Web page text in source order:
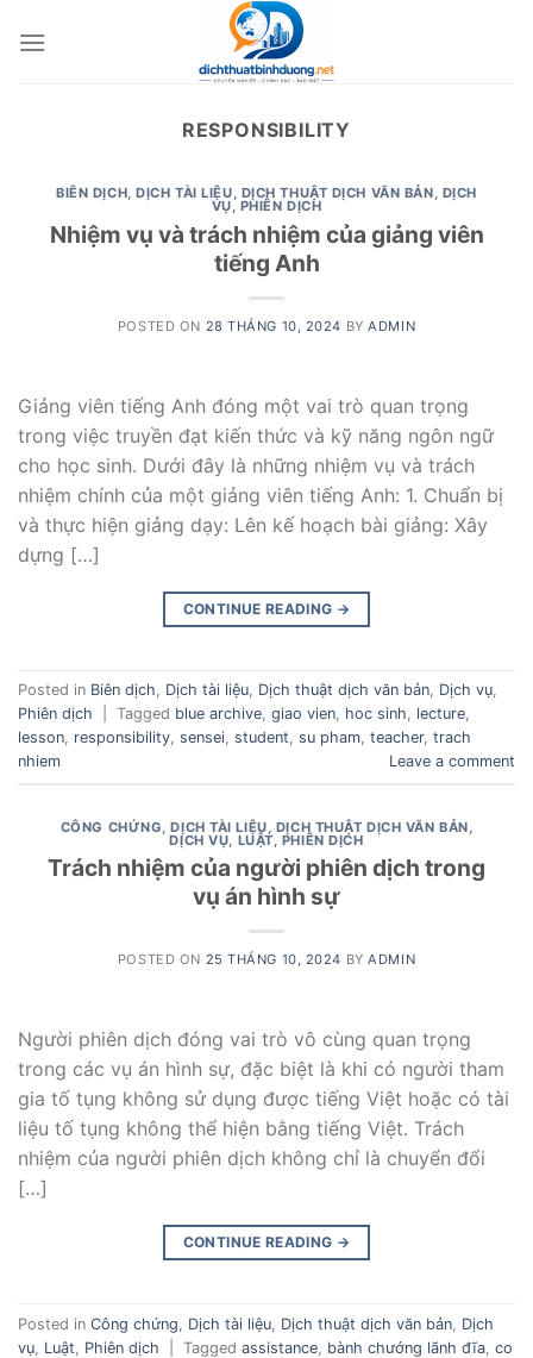
RESPONSIBILITY
BIÊN DỊCH,DỊCH TÀI LIỆU, DỊCH THUẬT DỊCH VĂN BẢN, DỊCH
VỤ, PHIÊN DỊCH
Nhiệm vụ và trách nhiệm của giảng viên
tiếng Anh
POSTED ON 28 THÁNG 10, 2024 BYADMIN
Giảng viên tiếng Anh đóng một vai trò quan trọng
trong việc truyền đạt kiến thức và kỹ năng ngôn ngữ
cho học sinh. Dưới đây là những nhiệm vụ và trách
nhiệm chính của một giảng viên tiếng Anh: 1. Chuẩn bị
và thực hiện giảng dạy: Lên kế hoạch bài giảng: Xây
dựng […]
CONTINUE READING →
Posted in Biên dịch Dịch tài liệu Dịch thuật dịch văn bản Dịch vụ
Phiên dịch
Tagged blue archive giao vien hoc sinh lecture
lesson responsibility sensei student su pham teacher, trach
nhiem
Leave a comment
CÔNG CHỨNG ,DỊCH TÀI LIỆU DỊCH THUẬT DỊCH VĂN BẢN
DỊCH VỤ LUẬT PHIÊN DỊCH
Trách nhiệm của người phiên dịch trong
vụ án hình sự
POSTED ON 25 THÁNG 10, 2024 BYADMIN
Người phiên dịch đóng vai trò vô cùng quan trọng
trong các vụ án hình sự, đặc biệt là khi có người tham
gia tố tụng không sử dụng được tiếng Việt hoặc có tài
liệu tố tụng không thể hiện bằng tiếng Việt. Trách
nhiệm của người phiên dịch không chỉ là chuyển đổi
[…]
CONTINUE READING →
Posted in Công chứng Dịch tài liệu Dịch thuật dịch văn bản Dịch
vụ Luật Phiên dịch Tagged assistance bành chướng lãnh đĩa co